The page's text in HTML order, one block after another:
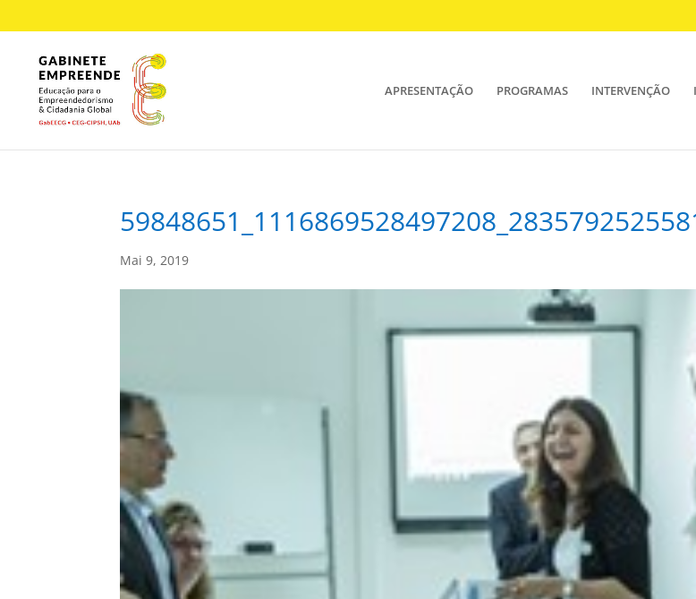
APRESENTAÇÃO PROGRAMAS INTERVENÇÃO
Mai 9, 2019